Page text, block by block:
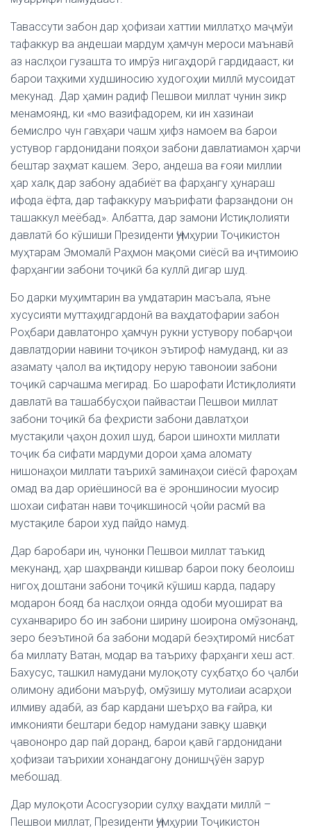
Тавассути забон дар ҳофизаи хаттии миллатҳо маҷмўи
тафаккур ва андешаи мардум ҳамчун мероси маънавӣ
аз наслҳои гузашта то имрўз нигаҳдорӣ гардидааст, ки
барои таҳкими худшиносию худогоҳии миллӣ мусоидат
мекунад. Дар ҳамин радиф Пешвои миллат чунин зикр
менамоянд, ки «мо вазифадорем, ки ин хазинаи
бемислро чун гавҳари чашм ҳифз намоем ва барои
устувор гардонидани пояҳои забони давлатиамон ҳарчи
бештар заҳмат кашем. Зеро, андеша ва ғояи миллии
ҳар халқ дар забону адабиёт ва фарҳангу ҳунараш
ифода ёфта, дар тафаккуру маърифати фарзандони он
ташаккул меёбад». Албатта, дар замони Истиқлолияти
давлатӣ бо кӯшиши Президенти Ҷумҳурии Тоҷикистон
муҳтарам Эмомалӣ Раҳмон мақоми сиёсӣ ва иҷтимоию
фарҳангии забони тоҷикӣ ба куллӣ дигар шуд.
Бо дарки муҳимтарин ва умдатарин масъала, яъне
хусусияти муттаҳидгардонӣ ва ваҳдатофарии забон
Роҳбари давлатонро ҳамчун рукни устувору побарҷои
давлатдории навини тоҷикон эътироф намуданд, ки аз
азамату ҷалол ва иқтидору нерую тавоноии забони
тоҷикӣ сарчашма мегирад. Бо шарофати Истиқлолияти
давлатӣ ва ташаббусҳои пайвастаи Пешвои миллат
забони тоҷикӣ ба феҳристи забони давлатҳои
мустақили ҷаҳон дохил шуд, барои шинохти миллати
тоҷик ба сифати мардуми дорои ҳама аломату
нишонаҳои миллати таърихӣ заминаҳои сиёсӣ фароҳам
омад ва дар ориёшиносӣ ва ё эроншиносии муосир
шохаи сифатан нави тоҷикшиносӣ ҷойи расмӣ ва
мустақиле барои худ пайдо намуд.
Дар баробари ин, чунонки Пешвои миллат таъкид
мекунанд, ҳар шаҳрванди кишвар барои поку беолоиш
нигоҳ доштани забони тоҷикӣ кӯшиш карда, падару
модарон бояд ба наслҳои оянда одоби муошират ва
суханвариро бо ин забони ширину шоирона омӯзонанд,
зеро беэътиноӣ ба забони модарӣ беэҳтиромӣ нисбат
ба миллату Ватан, модар ва таъриху фарҳанги хеш аст.
Бахусус, ташкил намудани мулоқоту суҳбатҳо бо ҷалби
олимону адибони маъруф, омӯзишу мутолиаи асарҳои
илмиву адабӣ, аз бар кардани шеърҳо ва ғайра, ки
имконияти бештари бедор намудани завқу шавқи
ҷавононро дар пай доранд, барои қавӣ гардонидани
ҳофизаи таърихии хонандагону донишҷӯён зарур
мебошад.
Дар мулоқоти Асосгузории сулҳу ваҳдати миллӣ –
Пешвои миллат, Президенти Ҷумҳурии Тоҷикистон